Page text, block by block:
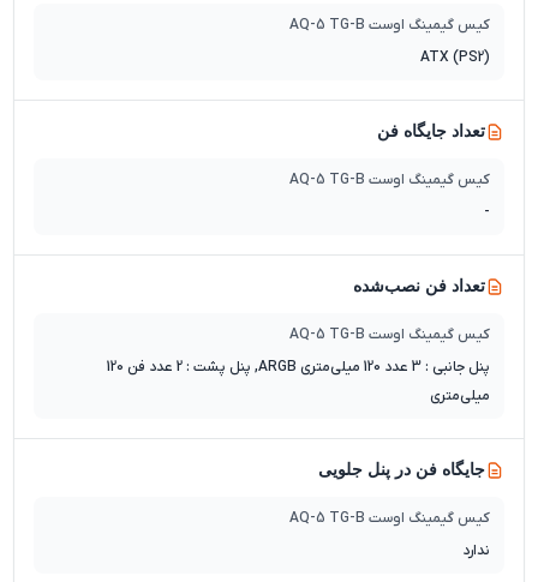
کیس گیمینگ اوست AQ-5 TG-B
ATX (PS2)
تعداد جایگاه‌ فن
کیس گیمینگ اوست AQ-5 TG-B
-
تعداد فن نصب‌شده
کیس گیمینگ اوست AQ-5 TG-B
پنل جانبی : 3 عدد 120 میلی‌متری ARGB, پنل پشت : 2 عدد فن 120
میلی‌متری
جایگاه فن در پنل جلویی
کیس گیمینگ اوست AQ-5 TG-B
ندارد